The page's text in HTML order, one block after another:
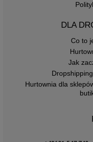
DLA
Co to
Jak
Hurtownia dla